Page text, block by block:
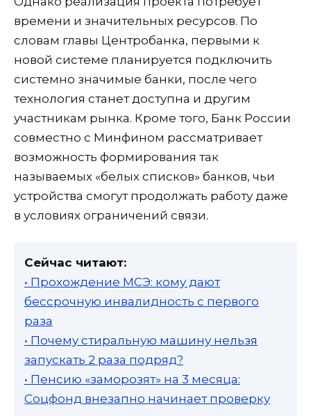
времени и значительных ресурсов. По
словам главы Центробанка, первыми к
новой системе планируется подключить
системно значимые банки, после чего
технология станет доступна и другим
участникам рынка. Кроме того, Банк России
совместно с Минфином рассматривает
возможность формирования так
называемых «белых списков» банков, чьи
устройства смогут продолжать работу даже
в условиях ограничений связи.
Сейчас читают:
• Прохождение МСЭ: кому дают
бессрочную инвалидность с первого
раза
• Почему стиральную машину нельзя
запускать 2 раза подряд?
• Пенсию «заморозят» на 3 месяца:
Соцфонд внезапно начинает проверку